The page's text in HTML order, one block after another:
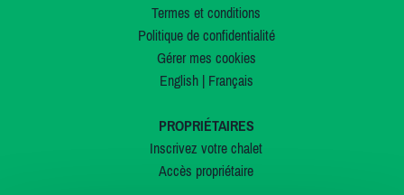
Termes et conditions
Politique de confidentialité
Gérer mes cookies
English| Français
PROPRIÉTAIRES
Inscrivez votre chalet
Accès propriétaire